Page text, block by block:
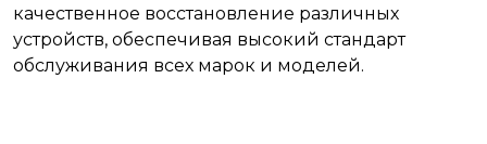
качественное восстановление различных
устройств, обеспечивая высокий стандарт
обслуживания всех марок и моделей.